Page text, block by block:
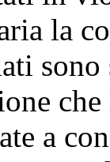
la
sono
a